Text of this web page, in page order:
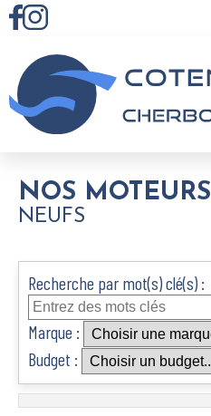
NOS MOTEURS
NEUFS
Recherche par mot(s) clé(s) :
Marque :
Budget :